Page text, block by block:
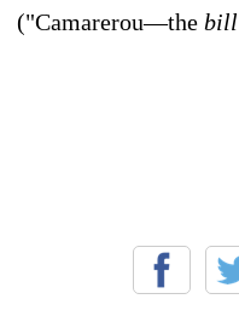
("Camarerou—the